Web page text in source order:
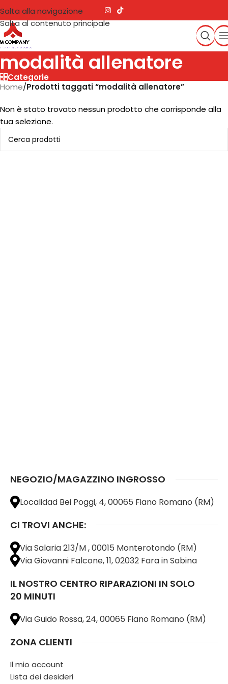
Salta alla navigazione
Salta al contenuto principale
modalità allenatore
Categorie
Home/Prodotti taggati “modalità allenatore”
Non è stato trovato nessun prodotto che corrisponde alla
tua selezione.
NEGOZIO/MAGAZZINO INGROSSO
Localidad Bei Poggi, 4, 00065 Fiano Romano (RM)
CI TROVI ANCHE:
Via Salaria 213/M , 00015 Monterotondo (RM)
Via Giovanni Falcone, 11, 02032 Fara in Sabina
IL NOSTRO CENTRO RIPARAZIONI IN SOLO
20 MINUTI
Via Guido Rossa, 24, 00065 Fiano Romano (RM)
ZONA CLIENTI
Il mio account
Lista dei desideri